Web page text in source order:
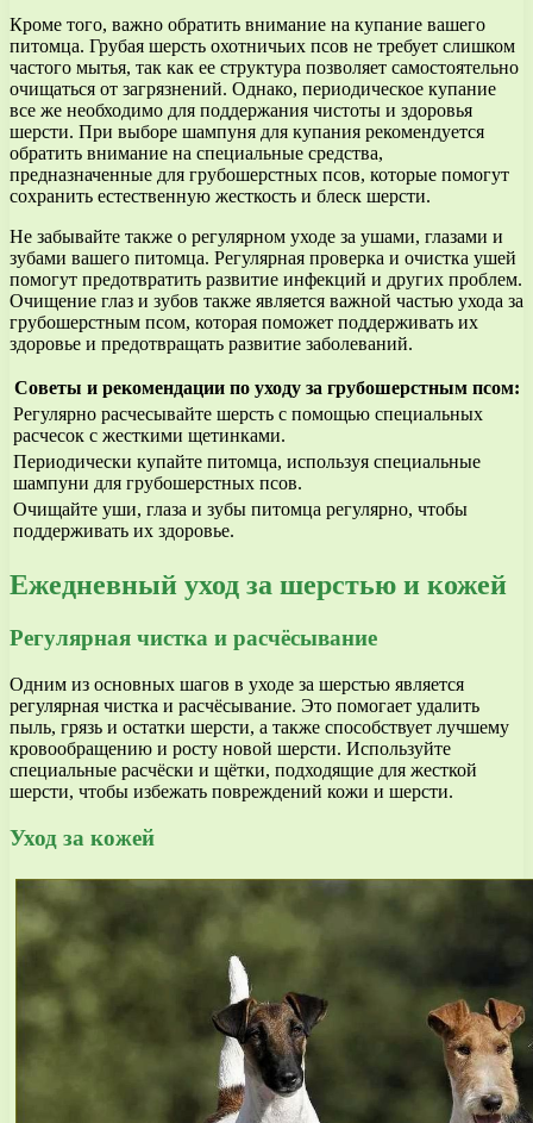
Кроме того, важно обратить внимание на купание вашего
питомца. Грубая шерсть охотничьих псов не требует слишком
частого мытья, так как ее структура позволяет самостоятельно
очищаться от загрязнений. Однако, периодическое купание
все же необходимо для поддержания чистоты и здоровья
шерсти. При выборе шампуня для купания рекомендуется
обратить внимание на специальные средства,
предназначенные для грубошерстных псов, которые помогут
сохранить естественную жесткость и блеск шерсти.
Не забывайте также о регулярном уходе за ушами, глазами и
зубами вашего питомца. Регулярная проверка и очистка ушей
помогут предотвратить развитие инфекций и других проблем.
Очищение глаз и зубов также является важной частью ухода за
грубошерстным псом, которая поможет поддерживать их
здоровье и предотвращать развитие заболеваний.
Советы и рекомендации по уходу за грубошерстным псом:
Регулярно расчесывайте шерсть с помощью специальных
расчесок с жесткими щетинками.
Периодически купайте питомца, используя специальные
шампуни для грубошерстных псов.
Очищайте уши, глаза и зубы питомца регулярно, чтобы
поддерживать их здоровье.
Ежедневный уход за шерстью и кожей
Регулярная чистка и расчёсывание
Одним из основных шагов в уходе за шерстью является
регулярная чистка и расчёсывание. Это помогает удалить
пыль, грязь и остатки шерсти, а также способствует лучшему
кровообращению и росту новой шерсти. Используйте
специальные расчёски и щётки, подходящие для жесткой
шерсти, чтобы избежать повреждений кожи и шерсти.
Уход за кожей